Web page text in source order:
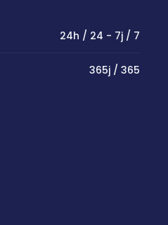
24h / 24 - 7j / 7
365j / 365